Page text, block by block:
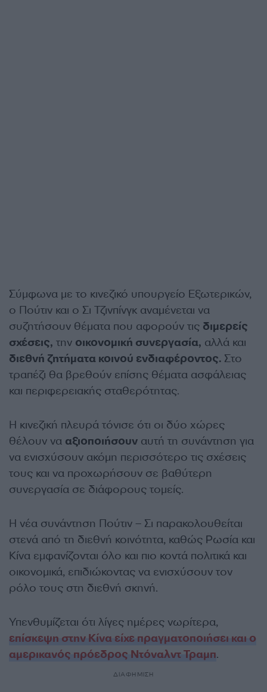
Σύμφωνα με το κινεζικό υπουργείο Εξωτερικών,
ο Πούτιν και ο Σι Τζινπίνγκ αναμένεται να
συζητήσουν θέματα που αφορούν τις διμερείς
σχέσεις, την οικονομική συνεργασία, αλλά και
διεθνή ζητήματα κοινού ενδιαφέροντος. Στο
τραπέζι θα βρεθούν επίσης θέματα ασφάλειας
και περιφερειακής σταθερότητας.
Η κινεζική πλευρά τόνισε ότι οι δύο χώρες
θέλουν να αξιοποιήσουν αυτή τη συνάντηση για
να ενισχύσουν ακόμη περισσότερο τις σχέσεις
τους και να προχωρήσουν σε βαθύτερη
συνεργασία σε διάφορους τομείς.
Η νέα συνάντηση Πούτιν – Σι παρακολουθείται
στενά από τη διεθνή κοινότητα, καθώς Ρωσία και
Κίνα εμφανίζονται όλο και πιο κοντά πολιτικά και
οικονομικά, επιδιώκοντας να ενισχύσουν τον
ρόλο τους στη διεθνή σκηνή.
Υπενθυμίζεται ότι λίγες ημέρες νωρίτερα,
επίσκεψη στην Κίνα είχε πραγματοποιήσει και ο
αμερικανός πρόεδρος Ντόναλντ Τραμπ.
ΔΙΑΦΗΜΙΣΗ